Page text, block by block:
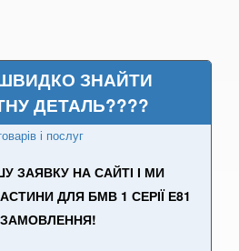
ЗНАЙТИ
ДЕТАЛЬ????
і послуг
ЗАЯВКУ НА САЙТІ І МИ
ДЛЯ БМВ 1 СЕРІЇ Е81
ЗАМОВЛЕННЯ!